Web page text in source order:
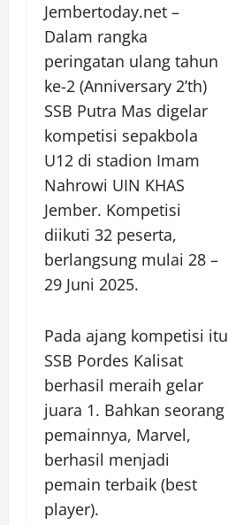
Jembertoday.net –
Dalam rangka
peringatan ulang tahun
ke-2 (Anniversary 2’th)
SSB Putra Mas digelar
kompetisi sepakbola
U12 di stadion Imam
Nahrowi UIN KHAS
Jember. Kompetisi
diikuti 32 peserta,
berlangsung mulai 28 –
29 Juni 2025.
Pada ajang kompetisi itu
SSB Pordes Kalisat
berhasil meraih gelar
juara 1. Bahkan seorang
pemainnya, Marvel,
berhasil menjadi
pemain terbaik (best
player).